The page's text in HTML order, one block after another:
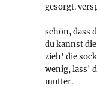
gesorgt.
schön, dass
du kannst
zieh' die
wenig, lass'
mutter.